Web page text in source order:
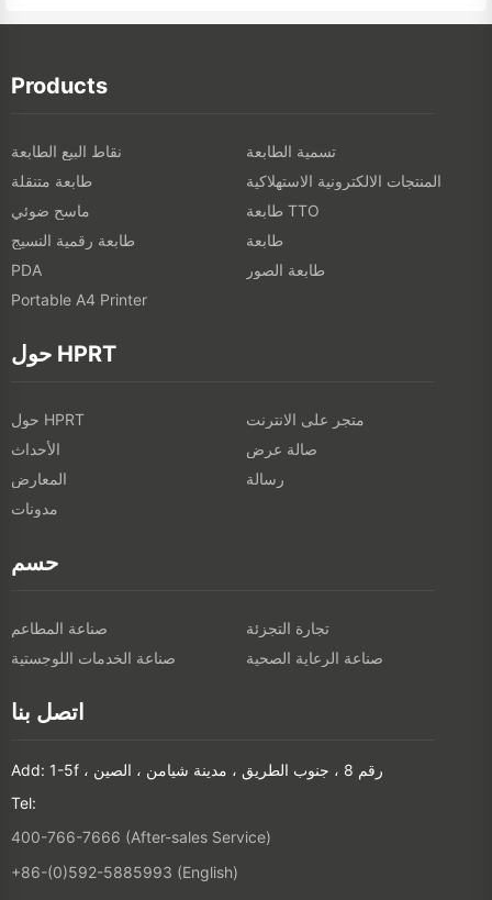
Products
نقاط البيع الطابعة
تسمية الطابعة
طابعة متنقلة
المنتجات الالكترونية الاستهلاكية
ماسح ضوئي
طابعة TTO
طابعة رقمية النسيج
طابعة
PDA
طابعة الصور
Portable A4 Printer
حول HPRT
حول HPRT
متجر على الانترنت
الأحداث
صالة عرض
المعارض
رسالة
مدونات
حسم
صناعة المطاعم
تجارة التجزئة
صناعة الخدمات اللوجستية
صناعة الرعاية الصحية
اتصل بنا
Add: 1-5f ، رقم 8 ، جنوب الطريق ، مدينة شيامن ، الصين
Tel:
400-766-7666 (After-sales Service)
+86-(0)592-5885993 (English)